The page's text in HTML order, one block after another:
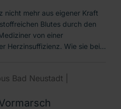
nicht mehr aus eigener Kraft
Blutes durch den
von einer
Herzinsuffizienz. Wie sie bei…
Bad Neustadt |